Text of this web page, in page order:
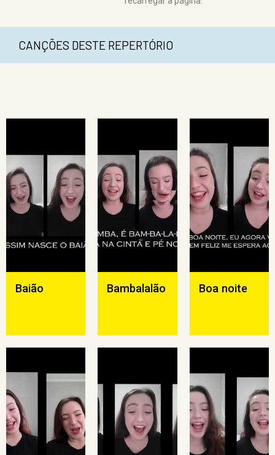
CANÇÕES DESTE REPERTÓRIO
Baião Bambalalão Boa noite